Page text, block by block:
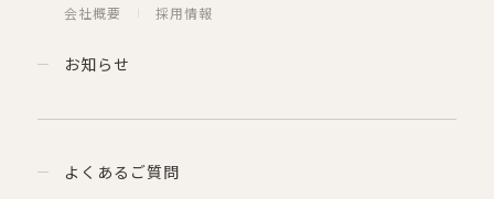
会社概要 採用情報
お知らせ
よくあるご質問